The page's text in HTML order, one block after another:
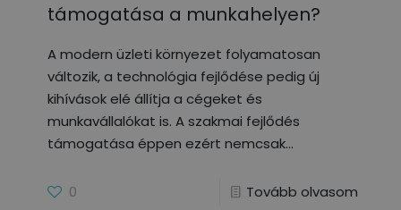
támogatása a munkahelyen?
A modern üzleti környezet folyamatosan
változik, a technológia fejlődése pedig új
kihívások elé állítja a cégeket és
munkavállalókat is. A szakmai fejlődés
támogatása éppen ezért nemcsak
0 Tovább olvasom